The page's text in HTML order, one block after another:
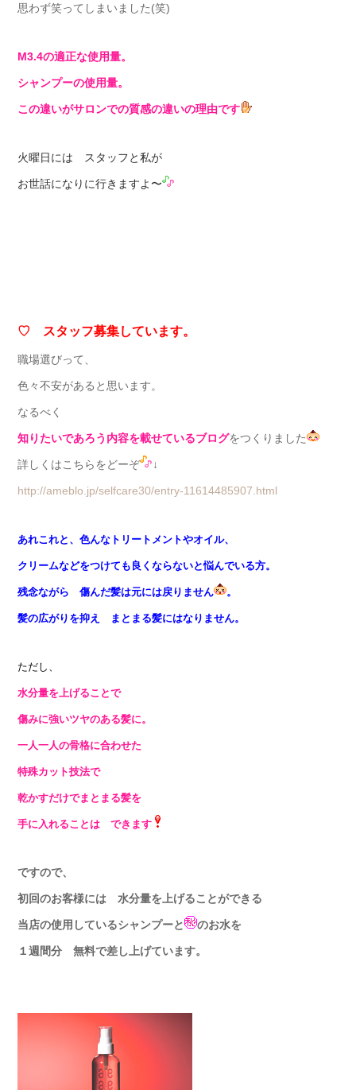
思わず笑ってしまいました(笑)
М3.4の適正な使用量。
シャンプーの使用量。
この違いがサロンでの質感の違いの理由です
火曜日には スタッフと私が
お世話になりに行きますよ〜
♡ スタッフ募集しています。
職場選びって、
色々不安があると思います。
なるべく
知りたいであろう内容を載せているブログをつくりました
詳しくはこちらをどーぞ ↓
http://ameblo.jp/selfcare30/entry-11614485907.html
あれこれと、色んなトリートメントやオイル、
クリームなどをつけても良くならないと悩んでいる方。
残念ながら 傷んだ髪は元には戻りません 。
髪の広がりを抑え まとまる髪にはなりません。
ただし、
水分量を上げることで
傷みに強いツヤのある髪に。
一人一人の骨格に合わせた
特殊カット技法で
乾かすだけでまとまる髪を
手に入れることは できます
ですので、
初回のお客様には 水分量を上げることができる
当店の使用しているシャンプーと のお水を
１週間分 無料で差し上げています。